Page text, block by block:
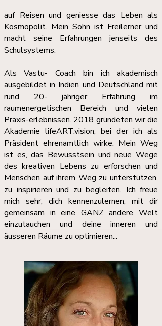
auf Reisen und geniesse das Leben als
Kosmopolit. Mein Sohn ist Freilerner und
macht seine Erfahrungen jenseits des
Schulsystems.
Als Vastu- Coach bin ich akademisch
ausgebildet in Indien und Deutschland mit
rund 20- jähriger Erfahrung im
raumenergetischen Bereich und vielen
Praxis-erlebnissen. 2018 gründeten wir die
Akademie lifeART.vision, bei der ich als
Präsident ehrenamtlich wirke. Mein Weg
ist es, das Bewusstsein und neue Wege
des kreativen Lebens zu erforschen und
Menschen auf ihrem Weg zu unterstützen,
zu inspirieren und zu begleiten. Ich freue
mich sehr, dich kennenzulernen, mit dir
gemeinsam in eine GANZ andere Welt
einzutauchen und deine inneren und
äusseren Räume zu optimieren...